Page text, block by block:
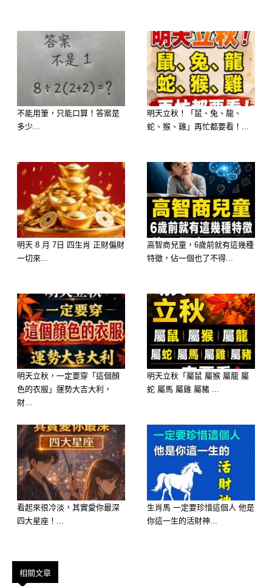
想知道財運狀況嗎？免費測驗
>>>>https://lihi.cc/Ozo8m
歡迎來下水道觀看更多都市傳說👉
https://lihi3.cc/c5H8h
不能用筆，只能口算！答案是
多少...
明天立秋！「鼠、兔、龍、
蛇、猴、雞」再忙都要看！...
明天 8 月 7日 四生肖 正財偏財
一切來...
高智商兒童，6歲前就有這幾種
特徵，佔一個也了不得...
明天立秋，一定要穿「這個顏
色的衣服」運勢大吉大利，
財...
明天立秋「屬鼠 屬猴 屬龍 屬
蛇 屬馬 屬雞 屬豬 ...
看起來很冷淡，其實愛你最深
四大星座！...
生肖馬 一定要珍惜這個人 他是
你這一生的活財神...
相關文章